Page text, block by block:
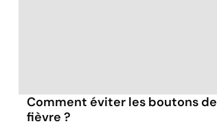
Comment éviter les boutons de
fièvre ?